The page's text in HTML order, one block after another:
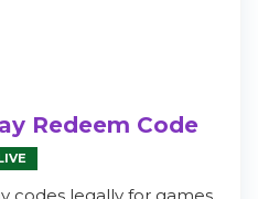
Redeem Code